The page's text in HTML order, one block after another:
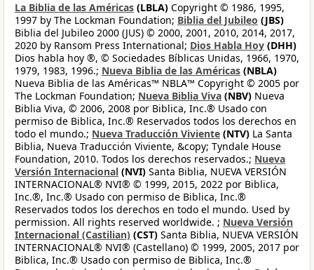
La Biblia de las Américas (LBLA) Copyright © 1986, 1995,
1997 by The Lockman Foundation; Biblia del Jubileo (JBS)
Biblia del Jubileo 2000 (JUS) © 2000, 2001, 2010, 2014, 2017,
2020 by Ransom Press International; Dios Habla Hoy (DHH)
Dios habla hoy ®, © Sociedades Bíblicas Unidas, 1966, 1970,
1979, 1983, 1996.; Nueva Biblia de las Américas (NBLA)
Nueva Biblia de las Américas™ NBLA™ Copyright © 2005 por
The Lockman Foundation; Nueva Biblia Viva (NBV) Nueva
Biblia Viva, © 2006, 2008 por Biblica, Inc.® Usado con
permiso de Biblica, Inc.® Reservados todos los derechos en
todo el mundo.; Nueva Traducción Viviente (NTV) La Santa
Biblia, Nueva Traducción Viviente, &copy; Tyndale House
Foundation, 2010. Todos los derechos reservados.; Nueva
Versión Internacional (NVI) Santa Biblia, NUEVA VERSIÓN
INTERNACIONAL® NVI® © 1999, 2015, 2022 por Biblica,
Inc.®, Inc.® Usado con permiso de Biblica, Inc.®
Reservados todos los derechos en todo el mundo. Used by
permission. All rights reserved worldwide. ; Nueva Versión
Internacional (Castilian) (CST) Santa Biblia, NUEVA VERSIÓN
INTERNACIONAL® NVI® (Castellano) © 1999, 2005, 2017 por
Biblica, Inc.® Usado con permiso de Biblica, Inc.®